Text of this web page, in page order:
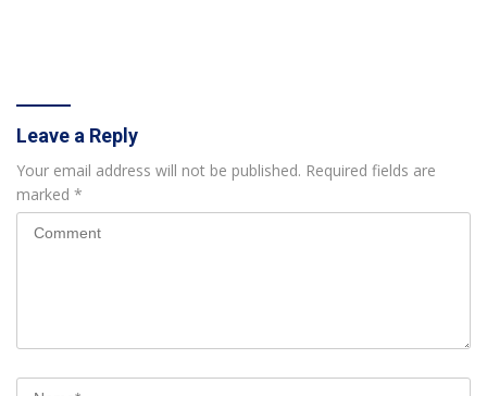
Leave a Reply
Your email address will not be published. Required fields are
marked *